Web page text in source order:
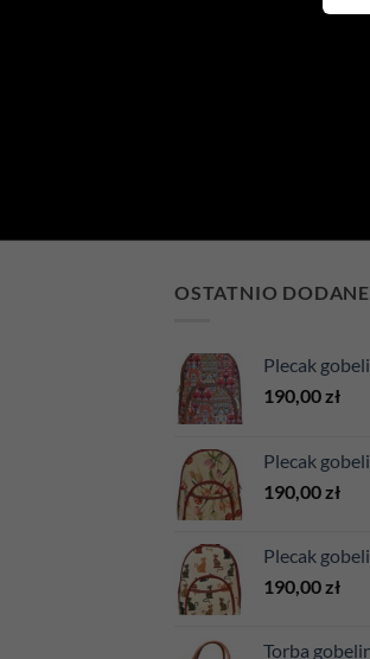
OSTATNIO DODANE
Plecak
190,00 zł
Plecak
190,00 zł
Plecak
190,00 zł
Torba